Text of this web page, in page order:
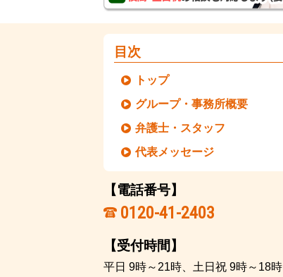
目次
トップ
グループ・事務所概要
弁護士・スタッフ
代表メッセージ
【電話番号】
0120-41-2403
【受付時間】
平日 9時～21時、土日祝 9時～18時